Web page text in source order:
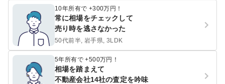
10年所有で +300万円！
常に相場をチェックして
売り時を逃さなかった
50代前半, 岩手県, 3LDK
5年所有で +500万円！
相場を踏まえて
不動産会社14社の査定を吟味